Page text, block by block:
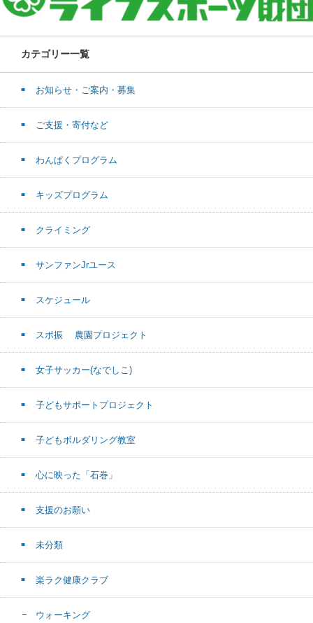
カテゴリー一覧
お知らせ・ご案内・募集
ご支援・寄付など
わんぱくプログラム
キッズプログラム
クライミング
サンファンJrユース
スケジュール
スポ振 農園プロジェクト
女子サッカー(なでしこ)
子どもサポートプロジェクト
子どもボルダリング教室
心に映った「石巻」
支援のお願い
未分類
楽ラク健康クラブ
ウォーキング